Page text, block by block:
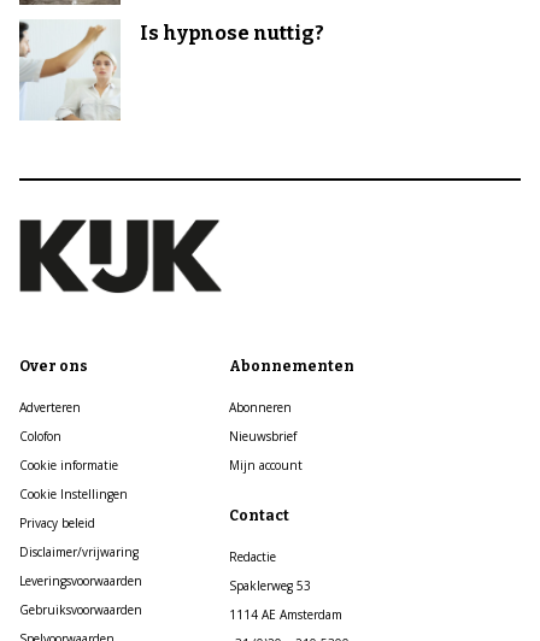
Is hypnose nuttig?
Over ons
Adverteren
Colofon
Cookie informatie
Cookie Instellingen
Privacy beleid
Disclaimer/vrijwaring
Leveringsvoorwaarden
Gebruiksvoorwaarden
Abonnementen
Abonneren
Nieuwsbrief
Mijn account
Contact
Redactie
Spaklerweg 53
1114 AE Amsterdam